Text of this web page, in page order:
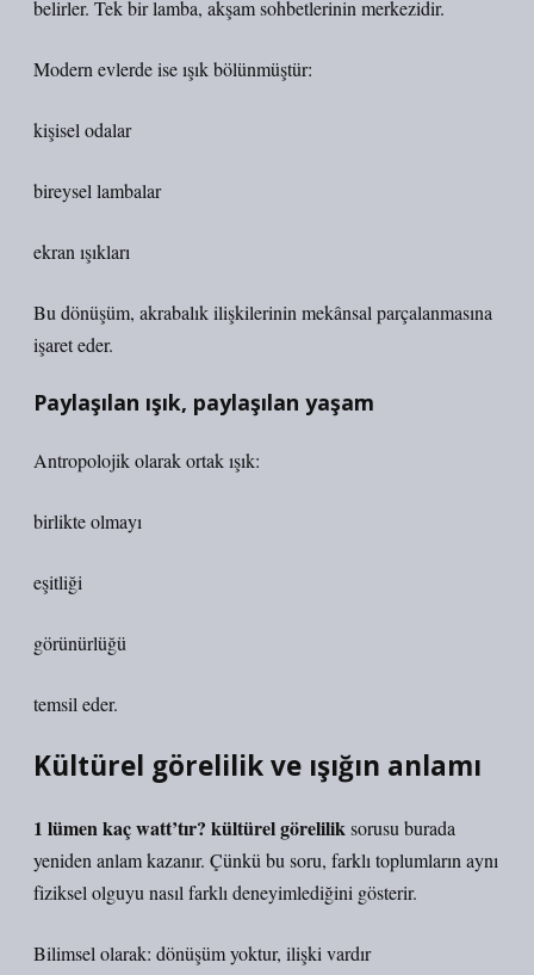
belirler. Tek bir lamba, akşam sohbetlerinin merkezidir.
Modern evlerde ise ışık bölünmüştür:
kişisel odalar
bireysel lambalar
ekran ışıkları
Bu dönüşüm, akrabalık ilişkilerinin mekânsal parçalanmasına
işaret eder.
Paylaşılan ışık, paylaşılan yaşam
Antropolojik olarak ortak ışık:
birlikte olmayı
eşitliği
görünürlüğü
temsil eder.
Kültürel görelilik ve ışığın anlamı
1 lümen kaç watt’tır? kültürel göreliliksorusu burada
yeniden anlam kazanır. Çünkü bu soru, farklı toplumların aynı
fiziksel olguyu nasıl farklı deneyimlediğini gösterir.
Bilimsel olarak: dönüşüm yoktur, ilişki vardır